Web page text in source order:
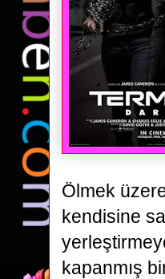
Ölmek
kendisine
kapanmış